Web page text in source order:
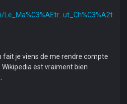
fait je viens de me rendre compte
est vraiment bien